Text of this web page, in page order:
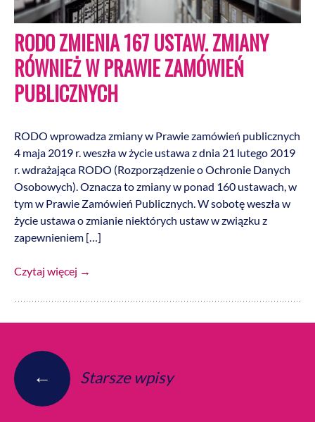
RODO ZMIENIA 167 USTAW. ZMIANY
RÓWNIEŻ W PRAWIE ZAMÓWIEŃ
PUBLICZNYCH
RODO wprowadza zmiany w Prawie zamówień publicznych
4 maja 2019 r. weszła w życie ustawa z dnia 21 lutego 2019
r. wdrażająca RODO (Rozporządzenie o Ochronie Danych
Osobowych). Oznacza to zmiany w ponad 160 ustawach, w
tym w Prawie Zamówień Publicznych. W sobotę weszła w
życie ustawa o zmianie niektórych ustaw w związku z
zapewnieniem […]
Czytaj więcej →
Nawigacja po wpisach
← Starsze wpisy